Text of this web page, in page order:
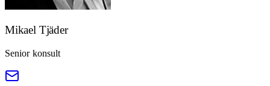
Mikael Tjäder
Senior konsult